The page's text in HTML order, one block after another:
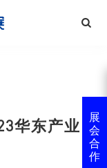
华东产业
展
会
合
作